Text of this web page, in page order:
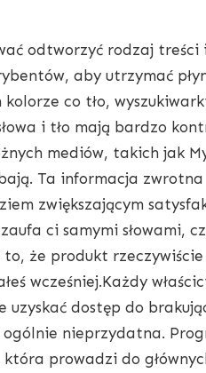
odtworzyć rodzaj
aby utrzymać
co tło,
i tło mają bardzo
mediów, takich jak
Ta informacja
zwiększającym
ci samymi słowami,
że produkt
wcześniej.Każdy
uzyskać dostęp do
nieprzydatna.
prowadzi do